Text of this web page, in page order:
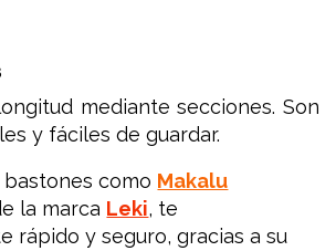
mediante secciones. Son
y fáciles de guardar.
bastones como Makalu
la marca Leki, te
rápido y seguro, gracias a su